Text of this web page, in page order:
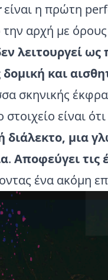
είναι η πρώτη
αρχή με
λειτουργεί ως
και
σκηνικής
είναι ότι
διάλεκτο, μια
. Αποφεύγει τις
ένα ακόμη